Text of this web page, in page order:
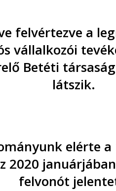
felvértezve a
vállalkozói
Betéti
látszik.
elérte
2020
felvonót